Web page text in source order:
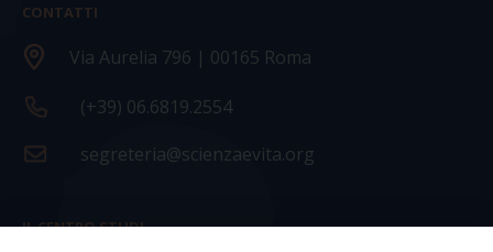
CONTATTI
Via Aurelia 796 | 00165 Roma
(+39) 06.6819.2554
segreteria@scienzaevita.org
IL CENTRO STUDI